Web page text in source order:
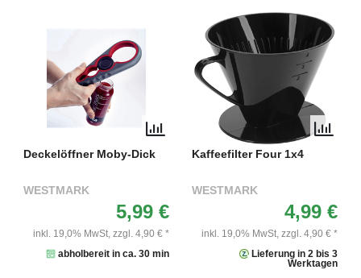
Deckelöffner Moby-Dick
WESTMARK
5,99 €
inkl. 19,0% MwSt, zzgl. 4,90 € *
abholbereit in ca. 30 min
Kaffeefilter Four 1x4
WESTMARK
4,99 €
inkl. 19,0% MwSt, zzgl. 4,90 € *
Lieferung in 2 bis 3
Werktagen